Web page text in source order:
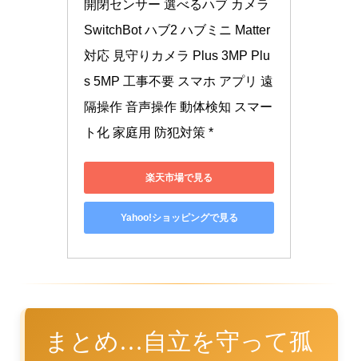
開閉センサー 選べるハブ カメラ
SwitchBot ハブ2 ハブミニ Matter
対応 見守りカメラ Plus 3MP Plu
s 5MP 工事不要 スマホ アプリ 遠
隔操作 音声操作 動体検知 スマー
ト化 家庭用 防犯対策 *
楽天市場で見る
Yahoo!ショッピングで見る
まとめ…自立を守って孤